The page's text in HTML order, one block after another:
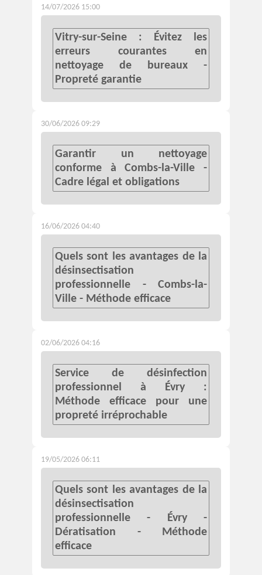
14/07/2026 15:00
Vitry-sur-Seine : Évitez les
erreurs courantes en
nettoyage de bureaux -
Propreté garantie
30/06/2026 09:29
Garantir un nettoyage
conforme à Combs-la-Ville -
Cadre légal et obligations
16/06/2026 04:40
Quels sont les avantages de la
désinsectisation
professionnelle - Combs-la-
Ville - Méthode efficace
02/06/2026 04:16
Service de désinfection
professionnel à Évry :
Méthode efficace pour une
propreté irréprochable
19/05/2026 06:11
Quels sont les avantages de la
désinsectisation
professionnelle - Évry -
Dératisation - Méthode
efficace